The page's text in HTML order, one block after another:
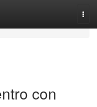
con